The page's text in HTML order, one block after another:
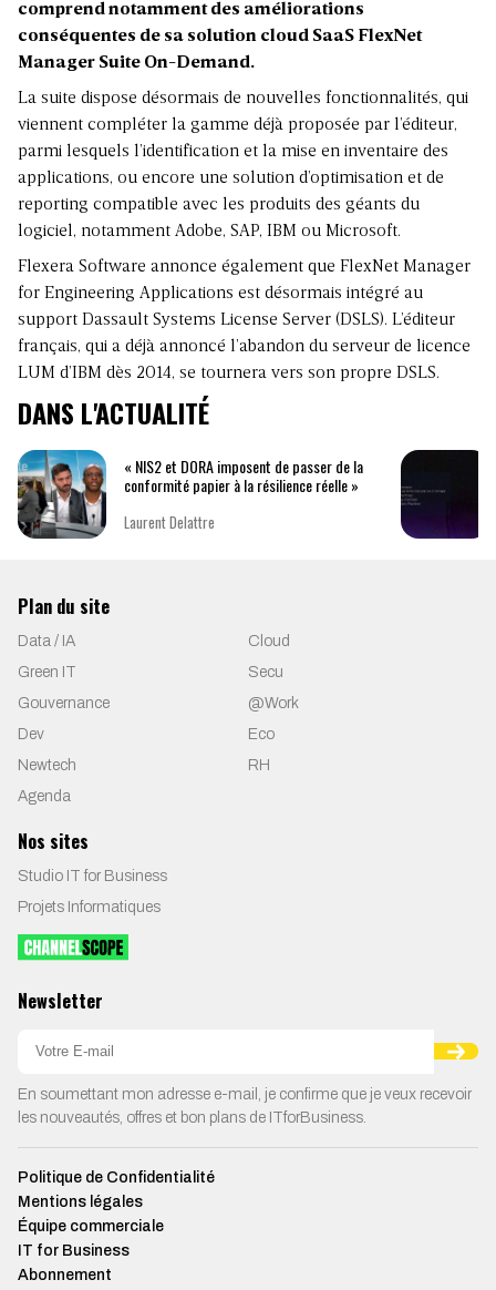
comprend notamment des améliorations
conséquentes de sa solution cloud SaaS FlexNet
Manager Suite On-Demand.
La suite dispose désormais de nouvelles fonctionnalités, qui
viennent compléter la gamme déjà proposée par l’éditeur,
parmi lesquels l’identification et la mise en inventaire des
applications, ou encore une solution d’optimisation et de
reporting compatible avec les produits des géants du
logiciel, notamment Adobe, SAP, IBM ou Microsoft.
Flexera Software annonce également que FlexNet Manager
for Engineering Applications est désormais intégré au
support Dassault Systems License Server (DSLS). L’éditeur
français, qui a déjà annoncé l’abandon du serveur de licence
LUM d’IBM dès 2014, se tournera vers son propre DSLS.
DANS L'ACTUALITÉ
« NIS2 et DORA imposent de passer de la
conformité papier à la résilience réelle »
Laurent Delattre
Plan du site
Data / IA
Cloud
Green IT
Secu
Gouvernance
@Work
Dev
Eco
Newtech
RH
Agenda
Nos sites
Studio IT for Business
Projets Informatiques
Newsletter
En soumettant mon adresse e-mail, je confirme que je veux recevoir
les nouveautés, offres et bon plans de ITforBusiness.
Politique de Confidentialité
Mentions légales
Équipe commerciale
IT for Business
Abonnement